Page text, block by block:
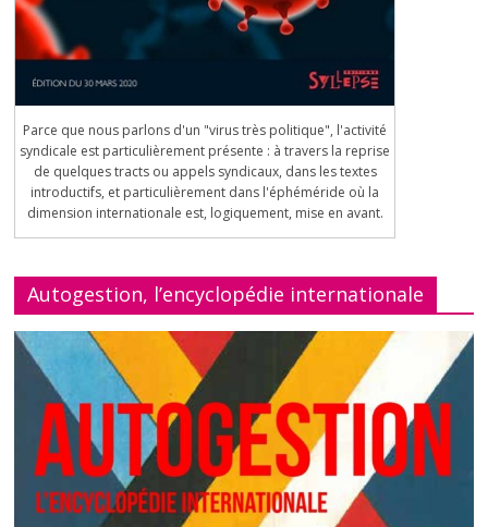
Parce que nous parlons d'un "virus très politique", l'activité
syndicale est particulièrement présente : à travers la reprise
de quelques tracts ou appels syndicaux, dans les textes
introductifs, et particulièrement dans l'éphéméride où la
dimension internationale est, logiquement, mise en avant.
Autogestion, l’encyclopédie internationale